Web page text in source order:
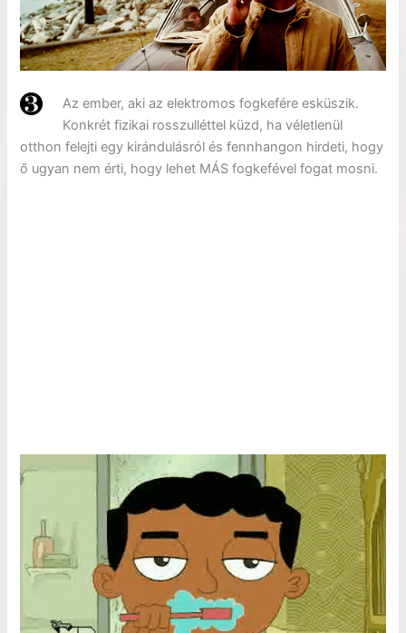
Az ember, aki az elektromos fogkefére esküszik.
Konkrét fizikai rosszulléttel küzd, ha véletlenül
otthon felejti egy kirándulásról és fennhangon hirdeti, hogy
ő ugyan nem érti, hogy lehet MÁS fogkefével fogat mosni.